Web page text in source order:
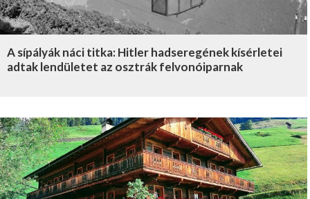
A sípályák náci titka: Hitler hadseregének kísérletei
adtak lendületet az osztrák felvonóiparnak